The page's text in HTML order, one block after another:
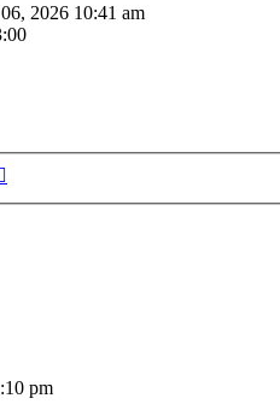
2026 10:41 am
pm